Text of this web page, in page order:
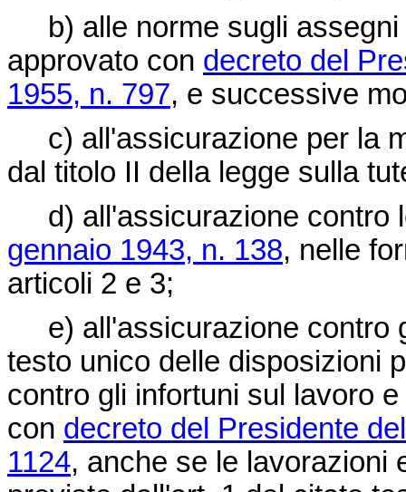
b) alle norme sugli assegni
approvato con decreto del
1955, n. 797, e successive
c) all'assicurazione per la
dal titolo II della legge sulla
d) all'assicurazione contro
gennaio 1943, n. 138, nelle
articoli 2 e 3;
e) all'assicurazione contro
testo unico delle disposizioni
contro gli infortuni sul lavoro
con decreto del Presidente
1124, anche se le lavorazioni